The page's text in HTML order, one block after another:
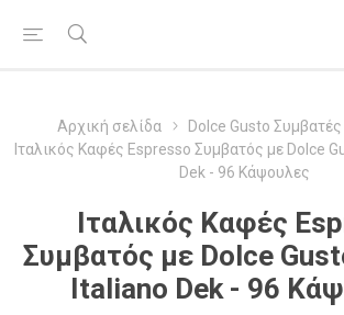
Αρχική σελίδα
Dolce Gusto
Ιταλικός Καφές Espresso Συμβατός με Dolce
Dek - 96 Κάψουλες
Ιταλικός Καφές
Συμβατός με Dolce
Italiano Dek - 96